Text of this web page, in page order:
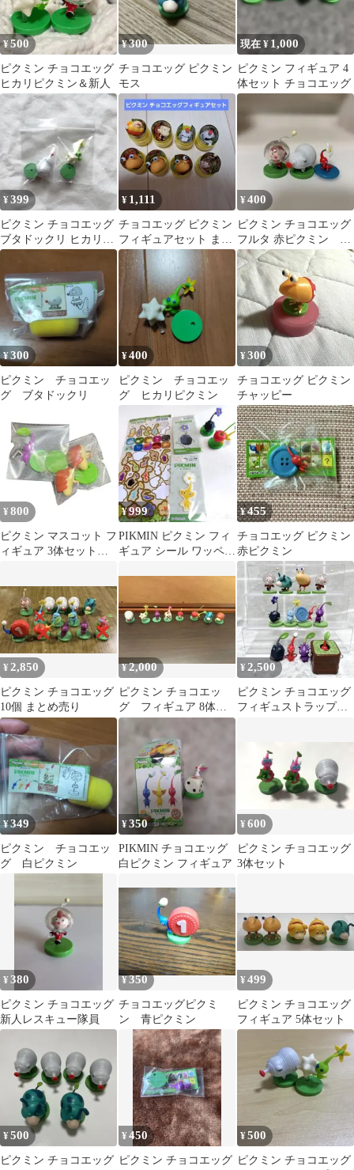
¥500
ピクミン チョコエッグ
ヒカリピクミン＆新人
¥300
チョコエッグ ピクミン
モス
現在 ¥ 1,000
ピクミン フィギュア 4
体セット チョコエッグ
¥399
ピクミン チョコエッグ
ブタドックリ ヒカリピ
クミン
¥ 1,111
チョコエッグ ピクミン
フィギュアセット まと
め売り
¥400
ピクミン チョコエッグ
フルタ 赤ピクミン 新
人レスキュー隊員 ブタ
ドックリ
¥300
ピクミン チョコエッ
グ ブタドックリ
¥400
ピクミン チョコエッ
グ ヒカリピクミン
¥300
チョコエッグ ピクミン
チャッピー
¥ 800
ピクミン マスコット フ
ィギュア 3体セット
¥999
PIKMIN ピクミン フィ
ギュア シール ワッペン
¥455
チョコエッグ ピクミン
赤ピクミン
¥2,850
ピクミン チョコエッグ
10個 まとめ売り
¥2,000
ピクミン チョコエッ
グ フィギュア 8体セ
ット
¥2,500
ピクミン チョコエッグ
フィギュストラップ
¥349
ピクミン チョコエッ
グ 白ピクミン
¥350
PIKMIN チョコエッグ
白ピクミン フィギュア
¥600
ピクミン チョコエッグ
3体セット
¥380
ピクミン チョコエッグ
新人レスキュー隊員
¥350
チョコエッグピクミ
ン 青ピクミン
¥499
ピクミン チョコエッグ
フィギュア 5体セット
¥500
ピクミン チョコエッグ
¥450
ピクミン チョコエッグ
¥500
ピクミン チョコエッグ